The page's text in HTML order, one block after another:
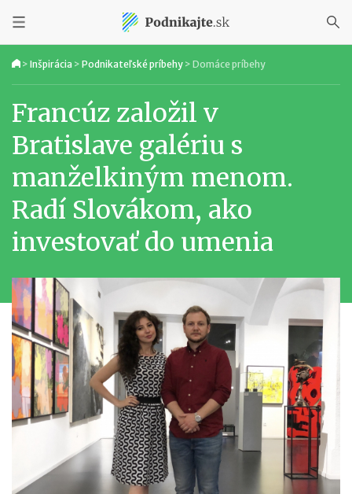
> Inšpirácia > Podnikateľské príbehy > Domáce príbehy
Francúz založil v
Bratislave galériu s
manželkiným menom.
Radí Slovákom, ako
investovať do umenia